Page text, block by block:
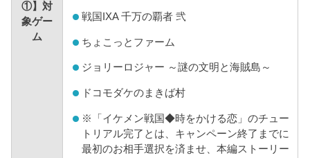
①】対
象ゲー
ム
戦国IXA 千万の覇者 弐
ちょこっとファーム
ジョリーロジャー ～謎の文明と海賊島～
ドコモダケのまきば村
※
「イケメン戦国◆時をかける恋」のチュー
トリアル完了とは、キャンペーン終了までに
最初のお相手選択を済ませ、本編ストーリー